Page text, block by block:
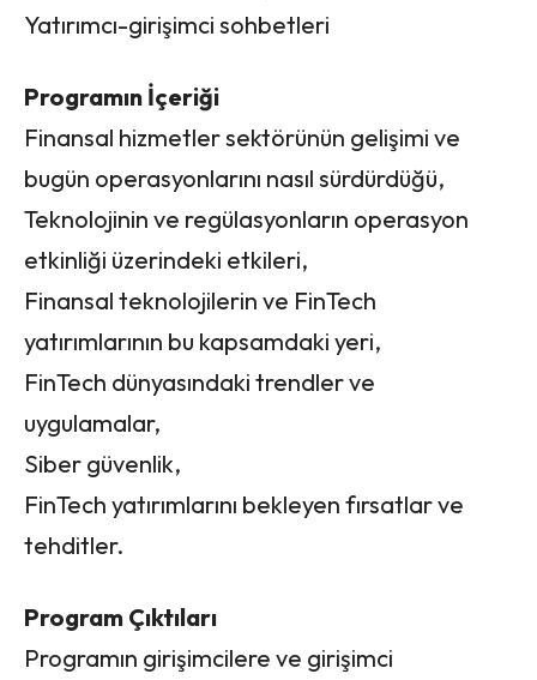
Yatırımcı-girişimci sohbetleri
Programın İçeriği
Finansal hizmetler sektörünün gelişimi ve
bugün operasyonlarını nasıl sürdürdüğü,
Teknolojinin ve regülasyonların operasyon
etkinliği üzerindeki etkileri,
Finansal teknolojilerin ve FinTech
yatırımlarının bu kapsamdaki yeri,
FinTech dünyasındaki trendler ve
uygulamalar,
Siber güvenlik,
FinTech yatırımlarını bekleyen fırsatlar ve
tehditler.
Program Çıktıları
Programın girişimcilere ve girişimci